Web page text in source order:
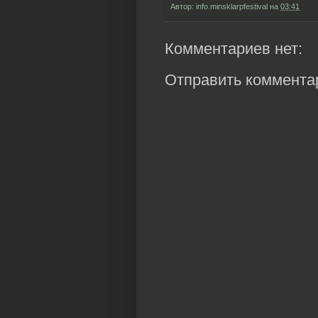
Автор: info.minsklarpfestival на 03:41
Комментариев нет:
Отправить